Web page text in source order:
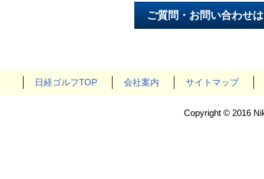
日経ゴルフTOP 会社案内 サイトマップ
Copyright © 2016